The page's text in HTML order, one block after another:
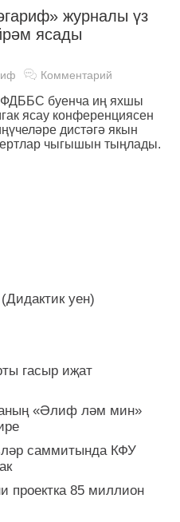
журналы үз
ясады
Комментарий
буенча иң яхшы
ясау конференциясен
дистәгә якын
чыгышын тыңлады.
уен)
гасыр иҗат
«Әлиф ләм мин»
саммитында КФУ
проектка 85 миллион